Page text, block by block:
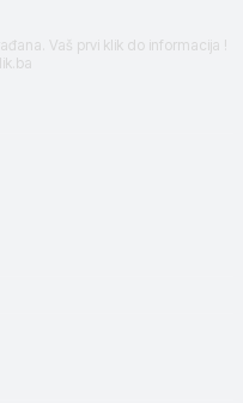
Vaš prvi klik do informacija !